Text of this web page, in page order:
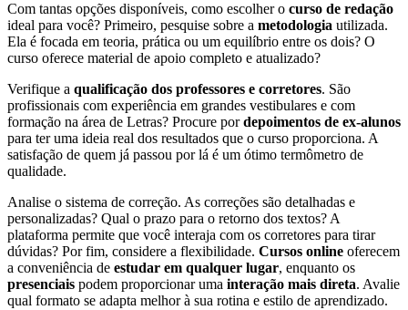
Com tantas opções disponíveis, como escolher o curso de redação
ideal para você? Primeiro, pesquise sobre a metodologia utilizada.
Ela é focada em teoria, prática ou um equilíbrio entre os dois? O
curso oferece material de apoio completo e atualizado?
Verifique a qualificação dos professores e corretores. São
profissionais com experiência em grandes vestibulares e com
formação na área de Letras? Procure pordepoimentos de ex-alunos
para ter uma ideia real dos resultados que o curso proporciona. A
satisfação de quem já passou por lá é um ótimo termômetro de
qualidade.
Analise o sistema de correção. As correções são detalhadas e
personalizadas? Qual o prazo para o retorno dos textos? A
plataforma permite que você interaja com os corretores para tirar
dúvidas? Por fim, considere a flexibilidade. Cursos online oferecem
a conveniência de estudar em qualquer lugar, enquanto os
presenciais podem proporcionar uma interação mais direta. Avalie
qual formato se adapta melhor à sua rotina e estilo de aprendizado.